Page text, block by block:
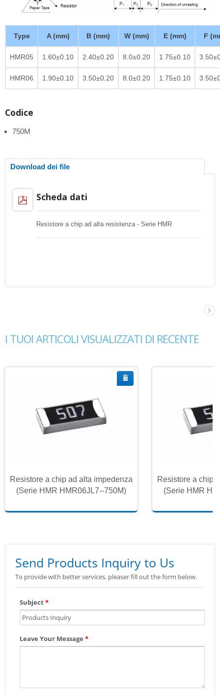
Type A (mm) B (mm) W (mm) E (mm) F
HMR05 1.60±0.10 2.40±0.20 8.0±0.20 1.75±0.10
HMR06 1.90±0.10 3.50±0.20 8.0±0.20 1.75±0.10
Codice
750M
Download dei file
Scheda dati
Resistore a chip ad alta resistenza - Serie HMR
I TUOI ARTICOLI VISUALIZZATI DI RECENTE
Resistore a chip ad alta impedenza
(Serie HMR HMR06JL7--750M)
Resistore a chip
(Serie HMR